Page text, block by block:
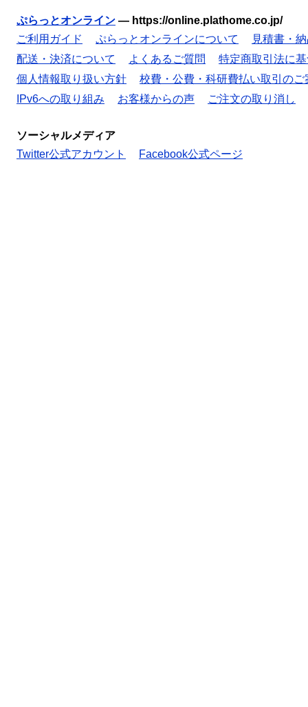
ぷらっとオンライン — https://online.plathome.co.jp/
ご利用ガイド
ぷらっとオンラインについて
見積書・
配送・決済について
よくあるご質問
特定商取引法に
個人情報取り扱い方針
校費・公費・科研費払い取引のご
IPv6への取り組み
お客様からの声 ご注文の取り消し
ソーシャルメディア
Twitter公式アカウント
Facebook公式ページ